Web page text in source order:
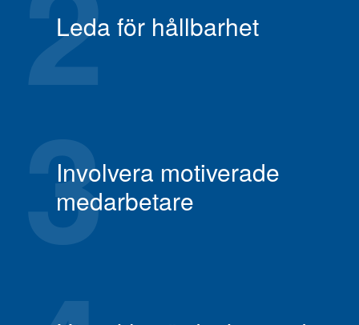
Leda för hållbarhet
3
Involvera motiverade
medarbetare